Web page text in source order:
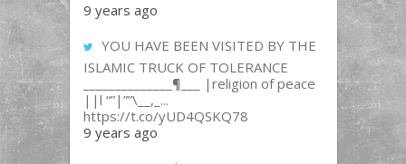
9 years ago
YOU HAVE BEEN VISITED BY THE
ISLAMIC TRUCK OF TOLERANCE
______________¶___ |religion of peace
||l “”|””\__,_...
https://t.co/yUD4QSKQ78
9 years ago